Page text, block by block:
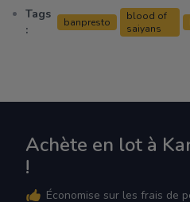
Tags
:
banpresto
blood of
saiyans
Achète en lot à
!
Économise sur les frais de